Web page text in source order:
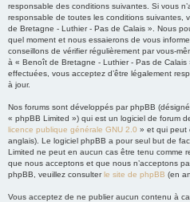
responsable des conditions suivantes. Si vous
responsable de toutes les conditions suivantes,
de Bretagne - Luthier - Pas de Calais ». Nous
quel moment et nous essaierons de vous
conseillons de vérifier régulièrement par vous-
à « Benoît de Bretagne - Luthier - Pas de
effectuées, vous acceptez d’être légalement
à jour.
Nos forums sont développés par phpBB
« phpBB Limited ») qui est un logiciel de forum
licence publique générale GNU 2.0 » et qui peut
anglais). Le logiciel phpBB a pour seul but de
Limited ne peut en aucun cas être tenu comme
que nous acceptons et que nous n’acceptons
phpBB, veuillez consulterle site de phpBB (en
Vous acceptez de ne publier aucun contenu à